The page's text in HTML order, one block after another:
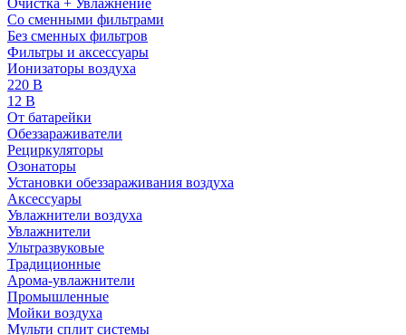
Очистка + Увлажнение
Cо сменными фильтрами
Без сменных фильтров
Фильтры и аксессуары
Ионизаторы воздуха
220 В
12 В
От батарейки
Обеззараживатели
Рециркуляторы
Озонаторы
Установки обеззараживания воздуха
Аксессуары
Увлажнители воздуха
Увлажнители
Ультразвуковые
Традиционные
Арома-увлажнители
Промышленные
Мойки воздуха
Мульти сплит системы